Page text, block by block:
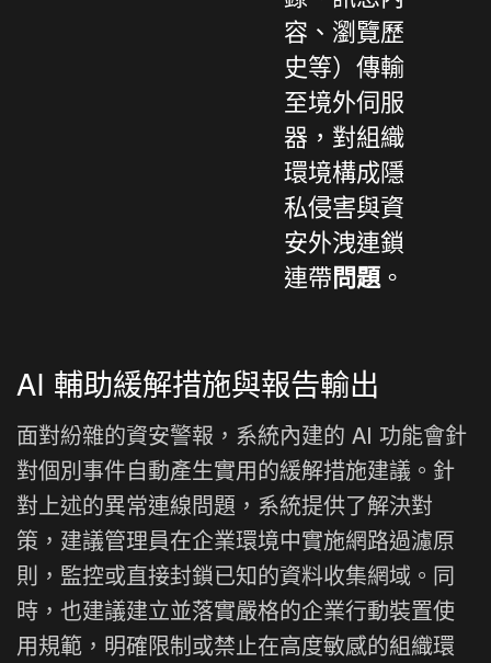
容、瀏覽歷
史等）傳輸
至境外伺服
器，對組織
環境構成隱
私侵害與資
安外洩連鎖
連帶問題 。
AI 輔助緩解措施與報告輸出
面對紛雜的資安警報，系統內建的 AI 功能會針
對個別事件自動產生實用的緩解措施建議。針
對上述的異常連線問題，系統提供了解決對
策，建議管理員在企業環境中實施網路過濾原
則，監控或直接封鎖已知的資料收集網域。同
時，也建議建立並落實嚴格的企業行動裝置使
用規範，明確限制或禁止在高度敏感的組織環